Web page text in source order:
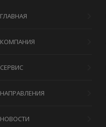
ГЛАВНАЯ
КОМПАНИЯ
СЕРВИС
НАПРАВЛЕНИЯ
НОВОСТИ